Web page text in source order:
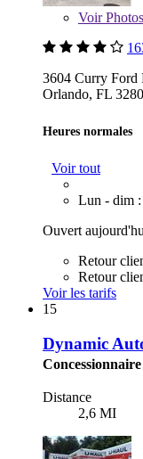
VoirPhotos
3604 Curry Ford
Orlando, FL
Heures normales
Voir tout
Lun - dim :
Ouvert
Retour
Retour
Voir les tarifs
15
Dynamic
Distance
2,6 MI